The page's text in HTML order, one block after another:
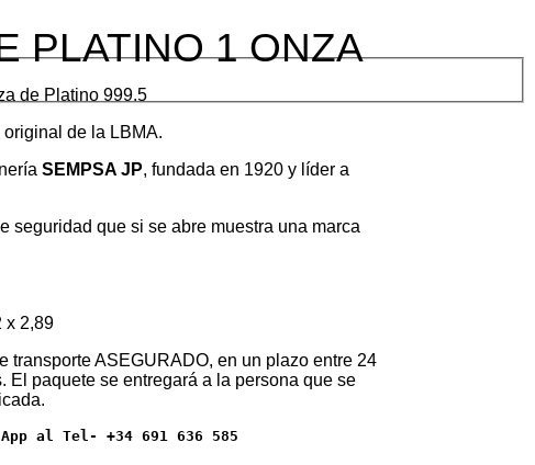
PLATINO 1 ONZA
de Platino 999.5
de la LBMA.
SEMPSA JP, fundada en 1920 y líder a
seguridad que si se abre muestra una marca
x 2,89
transporte ASEGURADO, en un plazo entre 24
El paquete se entregará a la persona que se
al Tel- +34 691 636 585